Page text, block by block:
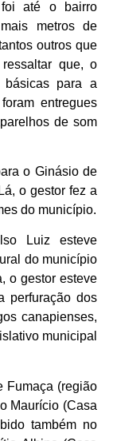
até o bairro
metros de
outros que
que, o
para a
entregues
de som
o Ginásio de
o gestor fez a
do município.
Luiz esteve
do município
o gestor esteve
perfuração dos
canapienses,
municipal
Fumaça (região
Maurício (Casa
também no